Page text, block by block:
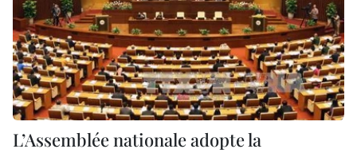
L’Assemblée nationale adopte la